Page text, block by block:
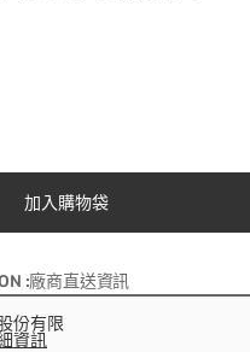
加入購物袋
:廠商直送資訊
份有限
資訊